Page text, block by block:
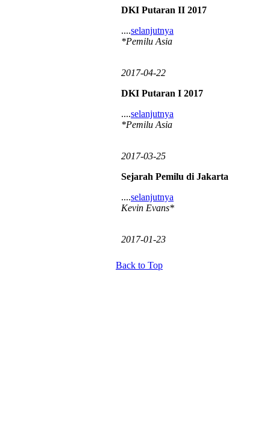
DKI Putaran II 2017
....selanjutnya
*Pemilu Asia
2017-04-22
DKI Putaran I 2017
....selanjutnya
*Pemilu Asia
2017-03-25
Sejarah Pemilu di Jakarta
....selanjutnya
Kevin Evans*
2017-01-23
Back to Top